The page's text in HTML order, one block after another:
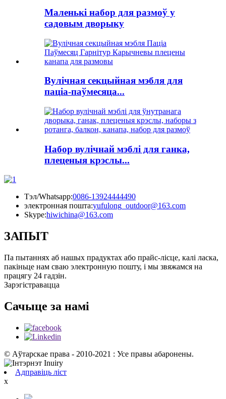
Маленькі набор для размоў у
садовым дворыку
Вулічная секцыйная мэбля для
паціа-паўмесяца...
Набор вулічнай мэблі для ганка,
плеценыя крэслы...
Тэл/Whatsapp:0086-13924444490
электронная пошта:yufulong_outdoor@163.com
Skype:hiwichina@163.com
ЗАПЫТ
Па пытаннях аб нашых прадуктах або прайс-лісце, калі ласка,
пакіньце нам сваю электронную пошту, і мы звяжамся на
працягу 24 гадзін.
Зарэгістравацца
Сачыце за намі
© Аўтарскае права - 2010-2021 : Усе правы абаронены.
Адправіць ліст
x